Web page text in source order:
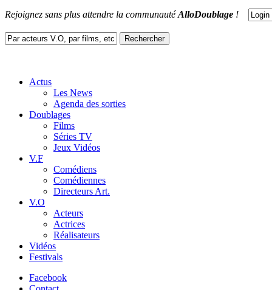
Rejoignez sans plus attendre la communautéAlloDoublage !
Actus
Les News
Agenda des sorties
Doublages
Films
Séries TV
Jeux Vidéos
V.F
Comédiens
Comédiennes
Directeurs Art.
V.O
Acteurs
Actrices
Réalisateurs
Vidéos
Festivals
Facebook